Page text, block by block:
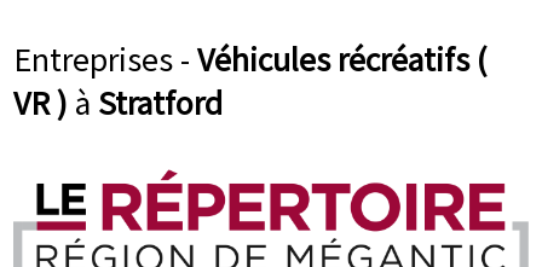
Entreprises -Véhicules récréatifs (
VR ) à Stratford